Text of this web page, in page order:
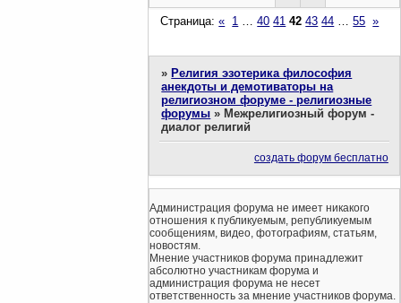
Страница:« 1 … 40 41 42 43 44 … 55 »
»Религия эзотерика философия
анекдоты и демотиваторы на
религиозном форуме - религиозные
форумы »Межрелигиозный форум -
диалог религий
создать форум бесплатно
Администрация форума не имеет никакого
отношения к публикуемым, републикуемым
сообщениям, видео, фотографиям, статьям,
новостям.
Мнение участников форума принадлежит
абсолютно участникам форума и
администрация форума не несет
ответственность за мнение участников форума.